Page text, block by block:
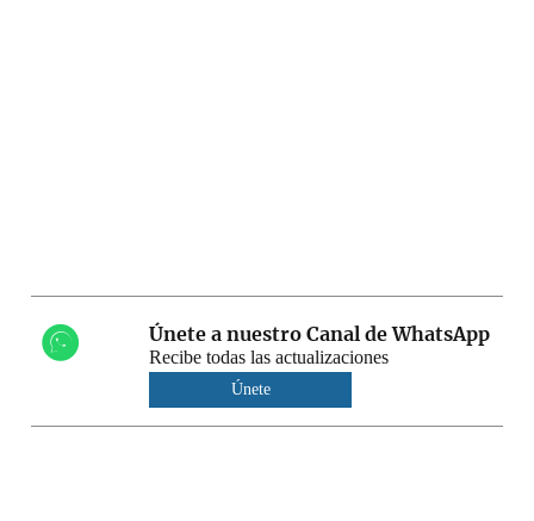
Únete a nuestro Canal de WhatsApp
Recibe todas las actualizaciones
Únete